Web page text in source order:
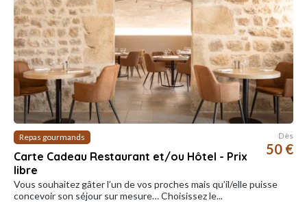
Repas gourmands
Carte Cadeau Restaurant et/ou Hôtel - Prix
libre
Dès
50 €
Vous souhaitez gâter l’un de vos proches mais qu’il/elle puisse
concevoir son séjour sur mesure… Choisissez le...